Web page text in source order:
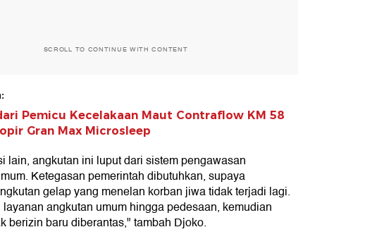
SCROLL TO CONTINUE WITH CONTENT
Pemicu Kecelakaan Maut Contraflow KM 58
Gran Max Microsleep
lain, angkutan ini luput dari sistem pengawasan
Ketegasan pemerintah dibutuhkan, supaya
gelap yang menelan korban jiwa tidak terjadi lagi.
angkutan umum hingga pedesaan, kemudian
berizin baru diberantas," tambah Djoko.